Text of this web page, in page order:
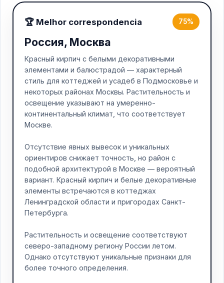
🏆 Melhor correspondencia 75%
Россия, Москва
Красный кирпич с белыми декоративными
элементами и балюстрадой — характерный
стиль для коттеджей и усадеб в Подмосковье и
некоторых районах Москвы. Растительность и
освещение указывают на умеренно-
континентальный климат, что соответствует
Москве.
Отсутствие явных вывесок и уникальных
ориентиров снижает точность, но район с
подобной архитектурой в Москве — вероятный
вариант. Красный кирпич и белые декоративные
элементы встречаются в коттеджах
Ленинградской области и пригородах Санкт-
Петербурга.
Растительность и освещение соответствуют
северо-западному региону России летом.
Однако отсутствуют уникальные признаки для
более точного определения.